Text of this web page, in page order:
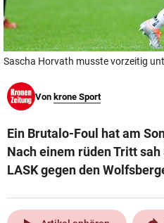
Sascha Horvath musste vorzeitig
Von krone Sport
Ein Brutalo-Foul hat am
Nach einem rüden Tritt
LASK gegen den